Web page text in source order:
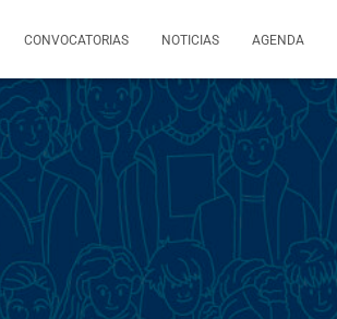
CONVOCATORIAS NOTICIAS AGENDA